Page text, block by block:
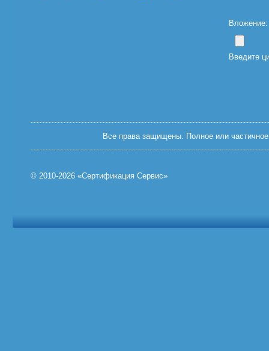
Введите
Все права защищены. Полное или частичное
© 2010-2026 «Сертификация Сервис»